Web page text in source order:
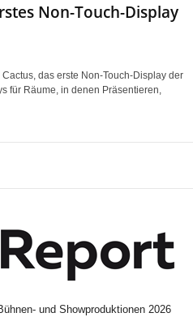
Non-Touch-Display
das erste Non-Touch-Display der
für Räume, in denen Präsentieren,
und Showproduktionen 2026